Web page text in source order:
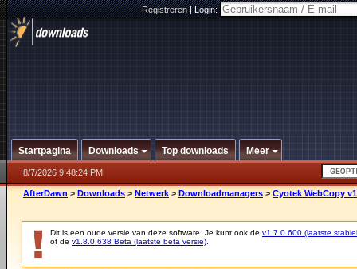
Registreren|Login:
Startpagina Downloads Top downloads Meer
8/7/2026 9:48:24 PM
AfterDawn > Downloads > Netwerk > Downloadmanagers > Cyotek WebCopy
Dit is een oude versie van deze software. Je kunt ook de v1.7.0.600 (laatste
of de v1.8.0.638 Beta (laatste beta versie)